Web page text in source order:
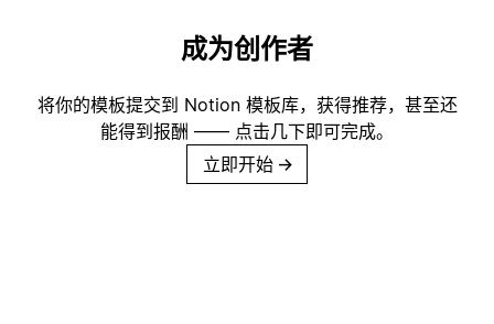
成为创作者
将你的模板提交到 Notion 模板库，获得推荐，甚至还
能得到报酬 —— 点击几下即可完成。
立即开始 →